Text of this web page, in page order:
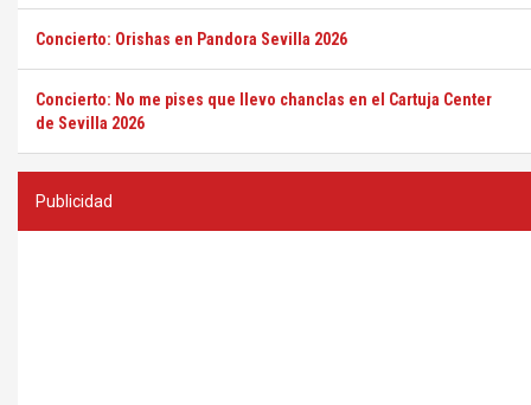
Concierto: Orishas en Pandora Sevilla 2026
Concierto: No me pises que llevo chanclas en el Cartuja Center
de Sevilla 2026
Publicidad